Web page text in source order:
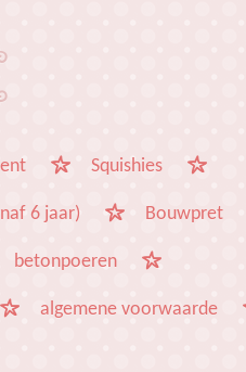
Squishies
6 jaar) Bouwpret
betonpoeren
algemene voorwaarde